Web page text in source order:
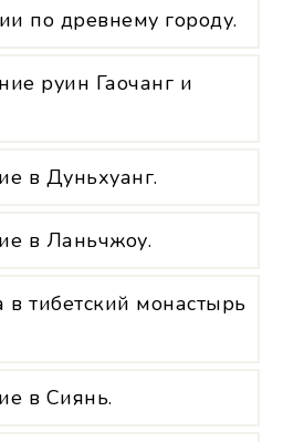
по древнему городу.
руин Гаочанг и
в Дуньхуанг.
в Ланьчжоу.
в тибетский монастырь
в Сиянь.